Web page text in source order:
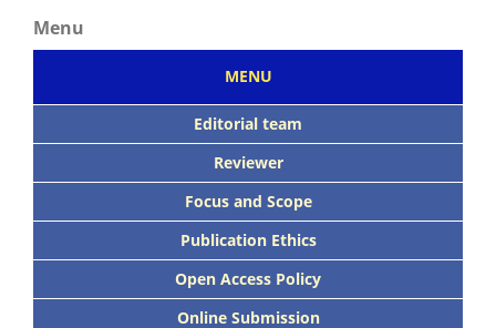
Menu
MENU
Editorial team
Reviewer
Focus and Scope
Publication Ethics
Open Access Policy
Online Submission